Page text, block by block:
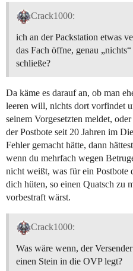
Crack1000:
ich an der Packstation etwas
das Fach öffne, genau
schließe?
Da käme es darauf an, ob man
leeren will, nichts dort vorfindet
seinem Vorgesetzten meldet,
der Postbote seit 20 Jahren im
Fehler gemacht hätte, dann
wenn du mehrfach wegen
nicht weißt, was für ein Postbote
dich hüten, so einen Quatsch zu
vorbestraft wärst.
Crack1000:
Was wäre wenn, der
einen Stein in die OVP legt?